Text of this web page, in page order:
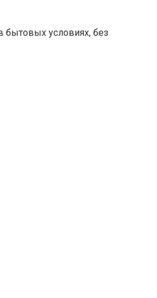
условиях, без